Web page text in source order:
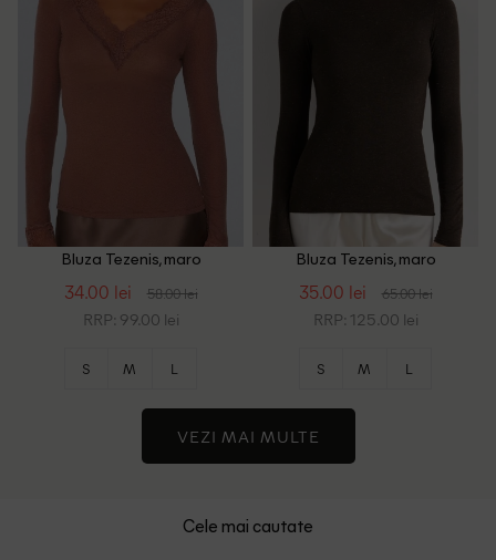
Bluza Tezenis, maro
34.00 lei 58.00 lei
RRP: 99.00 lei
S M L
Bluza Tezenis, maro
35.00 lei 65.00 lei
RRP: 125.00 lei
S M L
VEZI MAI MULTE
Cele mai cautate